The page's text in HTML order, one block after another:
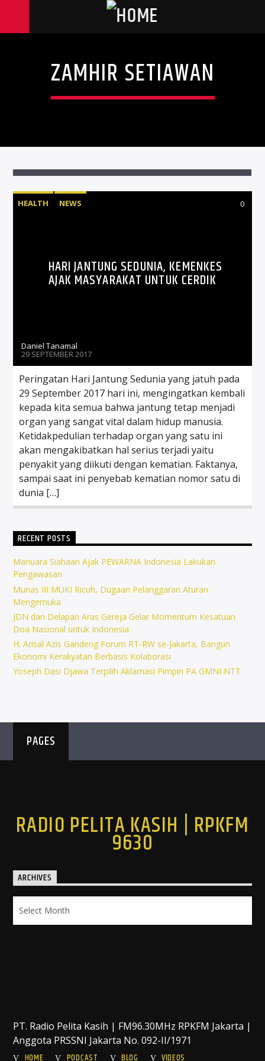
ZAMHIR SETIAWAN
HEALTH NEWS 0
HARI JANTUNG SEDUNIA, KEMENKES
AJAK MASYARAKAT UNTUK CERDIK
Daniel Tanamal
29 SEPTEMBER 2017
Peringatan Hari Jantung Sedunia yang jatuh pada
29 September 2017 hari ini, mengingatkan kembali
kepada kita semua bahwa jantung tetap menjadi
organ yang sangat vital dalam hidup manusia.
Ketidakpedulian terhadap organ yang satu ini
akan mengakibatkan hal serius terjadi yaitu
penyakit yang diikuti dengan kematian. Faktanya,
sampai saat ini penyebab kematian nomor satu di
dunia […]
RECENT POSTS
Manuara Siahaan Ajak PEWARNA Indonesia Lakukan
Pengawasan
Munas III MUKI Ricuh, Dugaan Pelanggaran Aturan
Mengemuka
JDN dan Delapan Aras Gereja Gelar Momentum Kesatuan
Doa Nasional untuk Indonesia
H. Arisal Azis Gandeng Forum RT-RW se-Jakarta, Bangun
Ekonomi Kerakyatan Berbasis Kolaborasi
Yoseph Dasi Djawa Terpilih Aklamasi Pimpin PA GMNI NTT
PAGES
RADIO PELITA KASIH | RPKFM
9630
ARCHIVES
PT. Radio Pelita Kasih | FM96.30MHz RPKFM Jakarta |
Anggota PRSSNI Jakarta No. 092-II/1971
HOME
PODCAST BLOG VIDEOS